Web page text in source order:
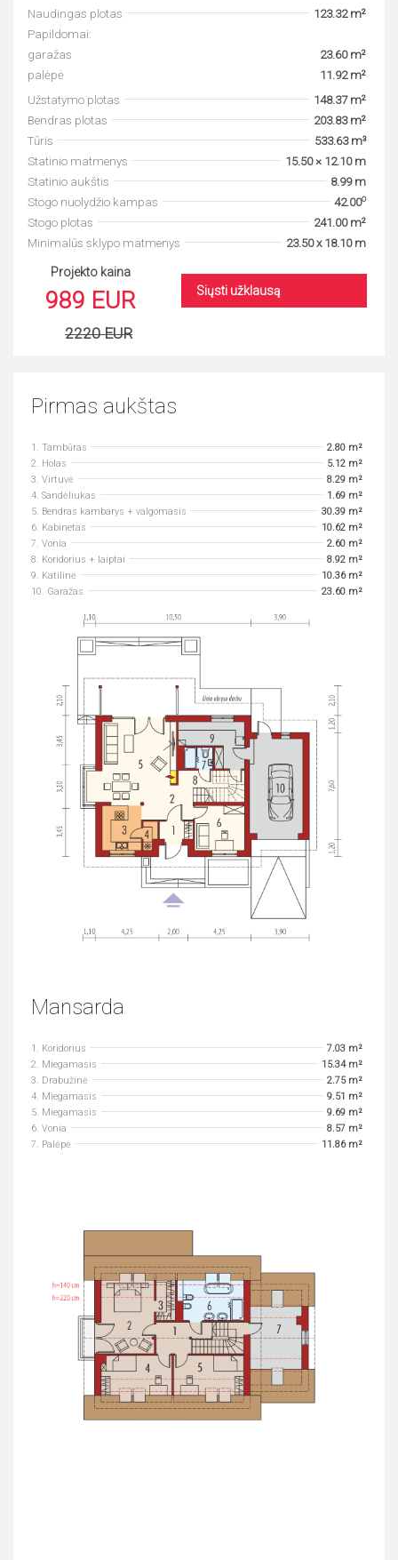
Naudingas plotas
123.32 m²
Papildomai:
garažas
23.60 m²
palėpė
11.92 m²
Užstatymo plotas
148.37 m²
Bendras plotas
203.83 m²
Tūris
533.63 m³
Statinio matmenys
15.50 × 12.10 m
Statinio aukštis
8.99 m
Stogo nuolydžio kampas
42.00o
Stogo plotas
241.00 m²
Minimalūs sklypo matmenys
23.50 x 18.10 m
Projekto kaina
989 EUR
2220 EUR
Siųsti užklausą
Pirmas aukštas
1. Tambūras
2.80 m²
2. Holas
5.12 m²
3. Virtuvė
8.29 m²
4. Sandėliukas
1.69 m²
5. Bendras kambarys + valgomasis
30.39 m²
6. Kabinetas
10.62 m²
7. Vonia
2.60 m²
8. Koridorius + laiptai
8.92 m²
9. Katilinė
10.36 m²
10. Garažas
23.60 m²
Mansarda
1. Koridorius
7.03 m²
2. Miegamasis
15.34 m²
3. Drabužinė
2.75 m²
4. Miegamasis
9.51 m²
5. Miegamasis
9.69 m²
6. Vonia
8.57 m²
7. Palėpė
11.86 m²